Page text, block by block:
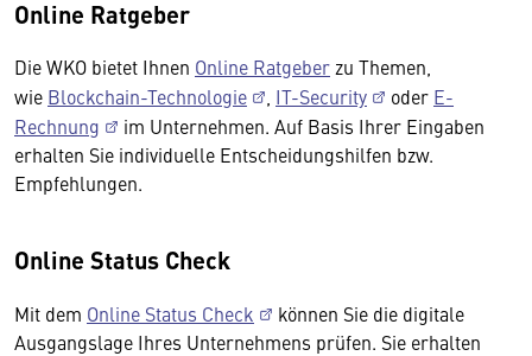
Online Ratgeber
Die WKO bietet Ihnen Online Ratgeber zu Themen,
wie Blockchain-Technologie IT-Security oder E-
Rechnung
im Unternehmen. Auf Basis Ihrer Eingaben
erhalten Sie individuelle Entscheidungshilfen bzw.
Empfehlungen.
Online Status Check
Mit dem Online Status Check
können Sie die digitale
Ausgangslage Ihres Unternehmens prüfen. Sie erhalten